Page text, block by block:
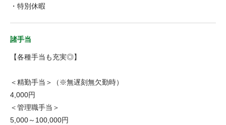
・特別休暇
諸手当
【各種手当も充実◎】
＜精勤手当＞（※無遅刻無欠勤時）
4,000円
＜管理職手当＞
5,000～100,000円